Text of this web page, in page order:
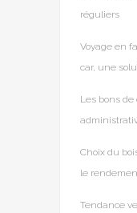
réguliers
Voyage en
car, une
Les bons
Choix du
le
Tendance